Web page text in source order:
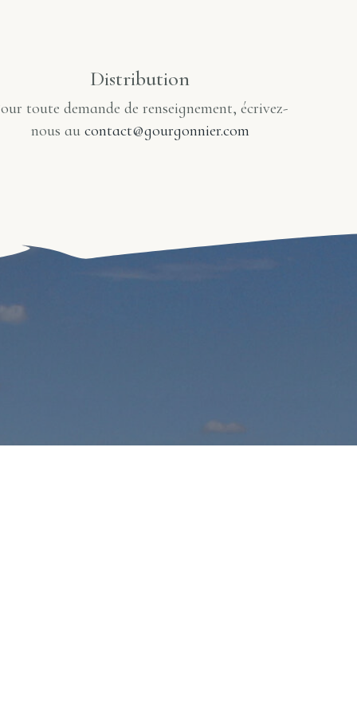
Distribution
toute demande de renseignement, écrivez-
nous au contact@gourgonnier.com